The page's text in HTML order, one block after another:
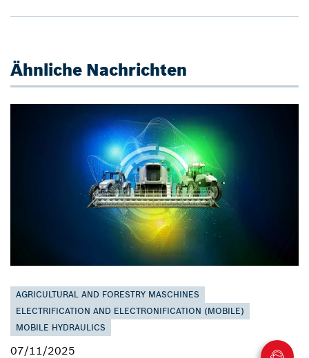
Ähnliche Nachrichten
AGRICULTURAL AND FORESTRY MASCHINES
ELECTRIFICATION AND ELECTRONIFICATION (MOBILE)
MOBILE HYDRAULICS
07/11/2025